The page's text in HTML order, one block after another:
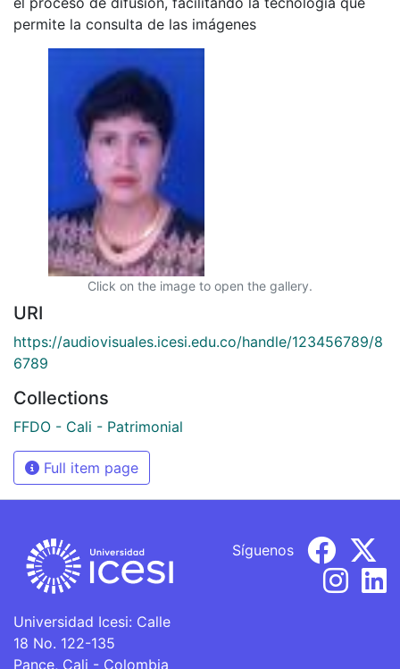
permite la consulta de las imágenes
Click on the image to open the gallery.
URI
https://audiovisuales.icesi.edu.co/handle/123456789/8
6789
Collections
FFDO - Cali - Patrimonial
Full item page
Universidad Icesi: Calle
18 No. 122-135
Pance, Cali - Colombia
Síguenos